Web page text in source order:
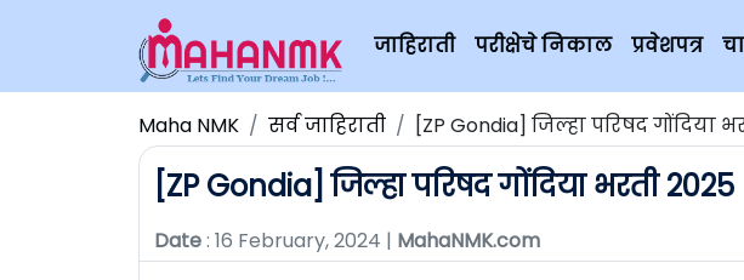
जाहिराती परीक्षेचे निकाल प्रवेशपत्र
Maha NMK सर्व जाहिराती [ZP Gondia] जिल्हा परिषद गोंदिया
[ZP Gondia] जिल्हा परिषद गोंदिया भरती 2025
Date: 16 February, 2024 | MahaNMK.com